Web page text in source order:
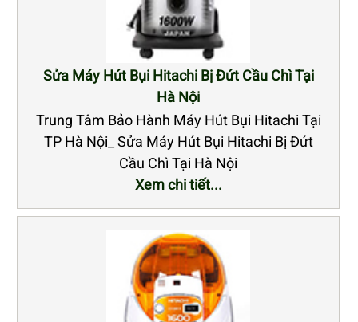
Sửa Máy Hút Bụi Hitachi Bị Đứt Cầu Chì Tại
Hà Nội
Trung Tâm Bảo Hành Máy Hút Bụi Hitachi Tại
TP Hà Nội_ Sửa Máy Hút Bụi Hitachi Bị Đứt
Cầu Chì Tại Hà Nội
Xem chi tiết...